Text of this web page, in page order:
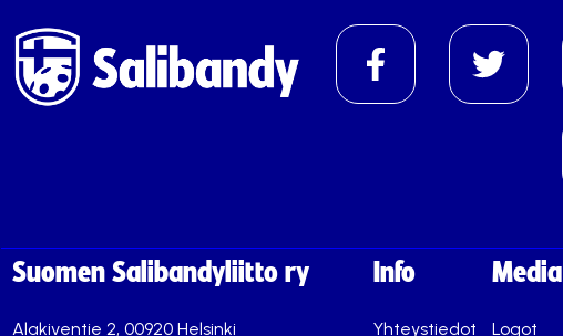
Suomen Salibandyliitto ry
Alakiventie 2, 00920 Helsinki
Info
Yhteystiedot
Media
Logot